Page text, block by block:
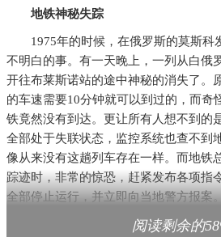
地铁神秘失踪
1975年的时候，在俄罗斯的莫斯科
不明白的事。有一天晚上，一列从白俄
开往布莱斯诺站的途中神秘的消失了。
的车速需要10分钟就可以到过的，而奇
铁竟然没有到达。更让所有人想不到的
全部处于失联状态，监控系统也查不到
像从来没有这趟列车存在一样。而地铁
踪迹时，非常的惊恐，赶紧发布各项指
全部停止运行，并立即向当地警方报案。
阅读剩余的